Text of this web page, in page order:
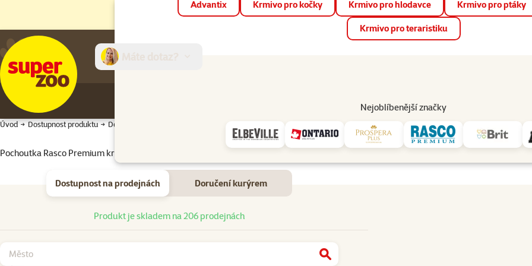
📱 Stáhněte si novou aplikaci Super zoo.Více informací
Advantix Krmivo pro kočky Krmivo pro hlodavce Krmivo pro ptáky
Krmivo pro teraristiku
Nejoblíbenější značky
Prodejny Služby
Úvod Dostupnost produktu Dostupnost produktu
Dostupnost a doručení
Pochoutka Rasco Premium kroužky kachní 500g
Dostupnost na prodejnách Doručení kurýrem
Dostupnost na prodejnáchProdukt je skladem na 206 prodejnách
Najít